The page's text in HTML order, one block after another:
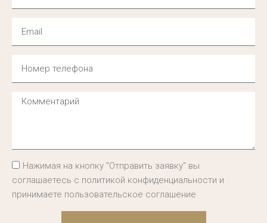
Нажимая на кнопку "Отправить заявку" вы
соглашаетесь с политикой конфиденциальности и
принимаете пользовательское соглашение